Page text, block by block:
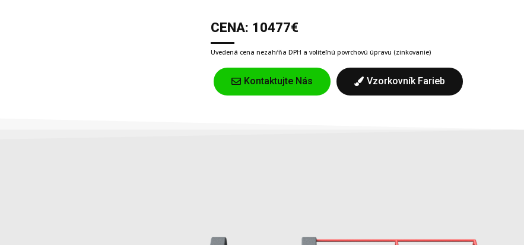
CENA: 10477€
Uvedená cena nezahŕňa DPH a voliteľnú povrchovú úpravu (zinkovanie)
Kontaktujte Nás Vzorkovník Farieb